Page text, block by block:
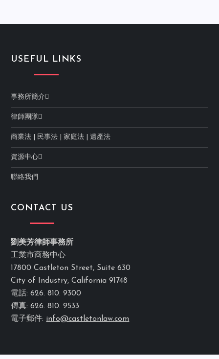
USEFUL LINKS
事務所簡介
律師團隊
商業法 民事法 |家庭法 |遺產法
資源中心
聯絡我們
CONTACT US
劉美芳律師事務所
工業市商務中心
17800 Castleton Street, Suite 630
City of Industry, California 91748
電話: 626. 810. 9300
傳真: 626. 810. 9533
電子郵件: info@castletonlaw.com